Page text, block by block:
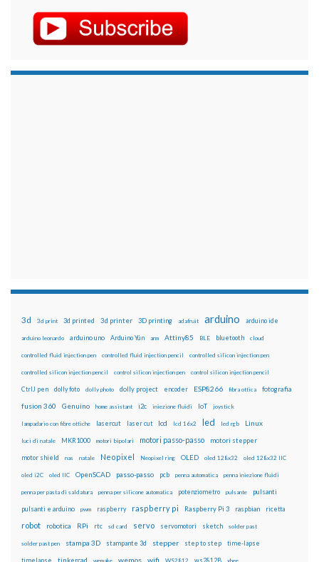
3d 3d print 3d printed 3d printer 3D printing adafruit arduino arduino ide
arduino leonardo arduino uno Arduino Yún arm Attiny85 BLE bluetooth cloud
controlled fluid injection pen controlled fluid injection pencil controlled silicon injection pen
controlled silicon injection pencil control silicon injection pen control silicon injection pencil
CtrlJ pen dolly foto dolly photo dolly project encoder ESP8266 fibra ottica fotografia
fusion 360 Genuino home assistant i2c iniezione fluidi IoT joystick
lampadario con fibre ottiche lasercut laser cut lcd lcd 16x2 led led rgb Linux
luci di natale MKR1000 motori bipolari motori passo-passo motori stepper
motor shield nas natale Neopixel Neopixel ring OLED oled 128x32 oled 128x32 IIC
oled i2C oled IIC OpenSCAD passo-passo pcb penna automatica penna iniezione fluidi
penna per pasta di saldatura penna per silicone automatica potenziometro pulsante pulsanti
pulsanti e arduino pwm raspberry raspberry pi Raspberry Pi 3 raspbian ricetta
robot robotica RPi rtc sd card servo servomotori sketch solder past
solder past pen stampa 3D stampante 3d stepper step to step time-lapse
tinkercad wemos wifi ws2812B